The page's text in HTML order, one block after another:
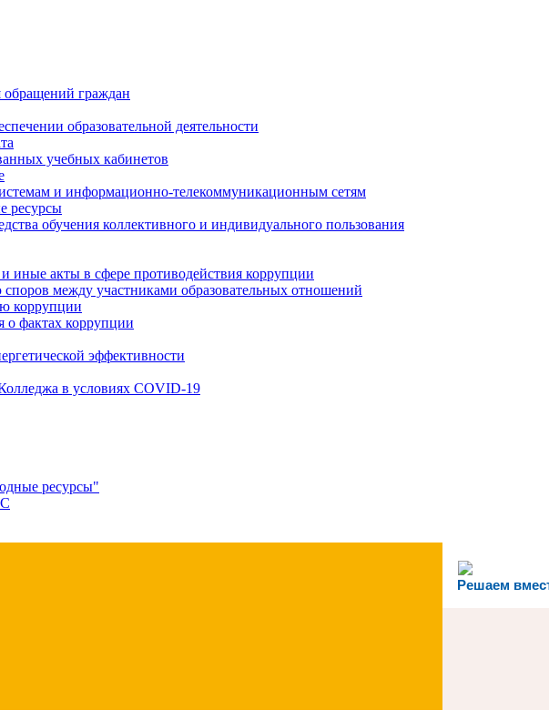
обращений граждан
образовательной деятельности
учебных кабинетов
и информационно-телекоммуникационным сетям
ресурсы
обучения коллективного и индивидуального пользования
иные акты в сфере противодействия коррупции
между участниками образовательных отношений
коррупции
о фактах коррупции
эффективности
в условиях COVID-19
ресурсы"
Решаем